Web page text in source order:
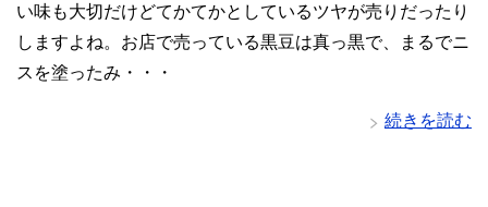
い味も大切だけどてかてかとしているツヤが売りだったり
しますよね。お店で売っている黒豆は真っ黒で、まるでニ
スを塗ったみ・・・
続きを読む